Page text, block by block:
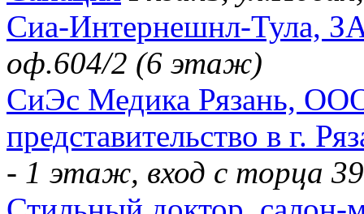
Сиа-Интернешнл-Тула,
оф.604/2 (6 этаж)
СиЭс Медика Рязань,
представительство в г.
- 1 этаж, вход с торца